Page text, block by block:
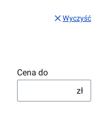
Wyczyść
Cena do
zł